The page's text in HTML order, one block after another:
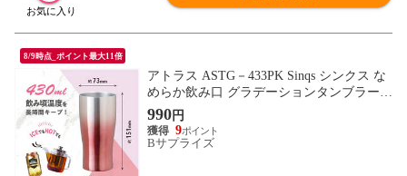
8/9時点_ポイント最大11倍
アトラス ASTG－433PK Sinqs シンクス な
めらか飲み口 グラデーションタンブラー 4
30ml ピンク
990円
9
Bサプライズ